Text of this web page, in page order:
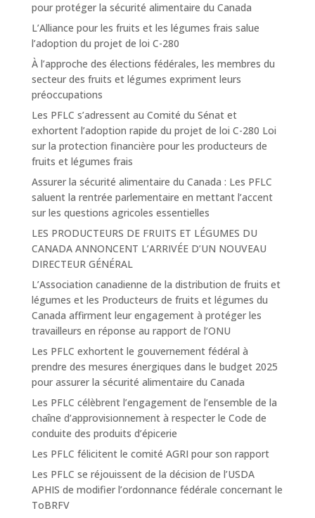
pour protéger la sécurité alimentaire du Canada
L’Alliance pour les fruits et les légumes frais salue
l’adoption du projet de loi C-280
À l’approche des élections fédérales, les membres du
secteur des fruits et légumes expriment leurs
préoccupations
Les PFLC s’adressent au Comité du Sénat et
exhortent l’adoption rapide du projet de loi C-280 Loi
sur la protection financière pour les producteurs de
fruits et légumes frais
Assurer la sécurité alimentaire du Canada : Les PFLC
saluent la rentrée parlementaire en mettant l’accent
sur les questions agricoles essentielles
LES PRODUCTEURS DE FRUITS ET LÉGUMES DU
CANADA ANNONCENT L’ARRIVÉE D’UN NOUVEAU
DIRECTEUR GÉNÉRAL
L’Association canadienne de la distribution de fruits et
légumes et les Producteurs de fruits et légumes du
Canada affirment leur engagement à protéger les
travailleurs en réponse au rapport de l’ONU
Les PFLC exhortent le gouvernement fédéral à
prendre des mesures énergiques dans le budget 2025
pour assurer la sécurité alimentaire du Canada
Les PFLC célèbrent l’engagement de l’ensemble de la
chaîne d’approvisionnement à respecter le Code de
conduite des produits d’épicerie
Les PFLC félicitent le comité AGRI pour son rapport
Les PFLC se réjouissent de la décision de l’USDA
APHIS de modifier l’ordonnance fédérale concernant le
ToBRFV